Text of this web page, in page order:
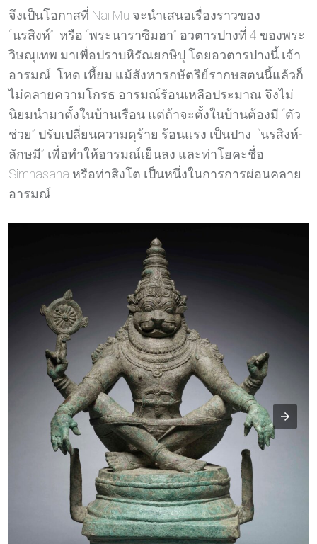
จึงเป็นโอกาสที่ Nai Mu จะนำเสนอเรื่องราวของ
“นรสิงห์” หรือ “พระนาราซิมฮา” อวตารปางที่ 4 ของพระ
วิษณุเทพ มาเพื่อปราบหิรัณยกษิปุ โดยอวตารปางนี้ เจ้า
อารมณ์ โหด เหี้ยม แม้สังหารกษัตริย์รากษสตนนี้แล้วก็
ไม่คลายความโกรธ อารมณ์ร้อนเหลือประมาณ จึงไม่
นิยมนำมาตั้งในบ้านเรือน แต่ถ้าจะตั้งในบ้านต้องมี “ตัว
ช่วย” ปรับเปลี่ยนความดุร้าย ร้อนแรง เป็นปาง “นรสิงห์-
ลักษมี” เพื่อทำให้อารมณ์เย็นลง และท่าโยคะชื่อ
Simhasana หรือท่าสิงโต เป็นหนึ่งในการการผ่อนคลาย
อารมณ์